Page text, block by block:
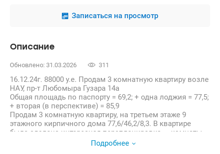
Записаться на просмотр
Описание
Обновлено: 31.03.2026 311
16.12.24г. 88000 у.е. Продам 3 комнатную квартиру возле
НАУ, пр-т Любомыра Гузара 14а
Общая площадь по паспорту = 69,2; + одна лоджия = 77,5;
+ вторая (в перспективе) = 85,9
Продам 3 комнатную квартиру, на третьем этаже 9
этажного кирпичного дома 77,6/46,2/8,3. В квартире
была сделана интересная перепланировка — комнаты
раздельные: 1 спальная с выходом на лоджию 19,4 м2; 1
Подробнее